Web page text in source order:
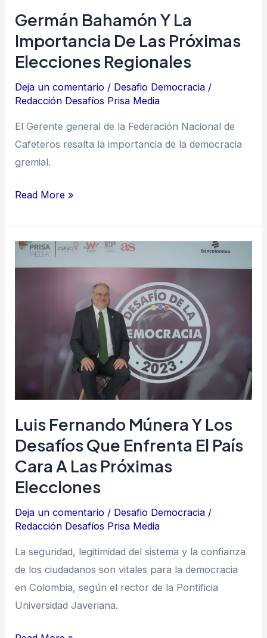
Germán Bahamón Y La
Importancia De Las Próximas
Elecciones Regionales
Deja un comentario / Desafio Democracia /
Redacción Desafíos Prisa Media
El Gerente general de la Federación Nacional de
Cafeteros resalta la importancia de la democracia
gremial.
Read More »
Luis Fernando Múnera Y Los
Desafíos Que Enfrenta El País
Cara A Las Próximas
Elecciones
Deja un comentario / Desafio Democracia /
Redacción Desafíos Prisa Media
La seguridad, legitimidad del sistema y la confianza
de los ciudadanos son vitales para la democracia
en Colombia, según el rector de la Pontificia
Universidad Javeriana.
Luis
Fernando
cara
las
próximas